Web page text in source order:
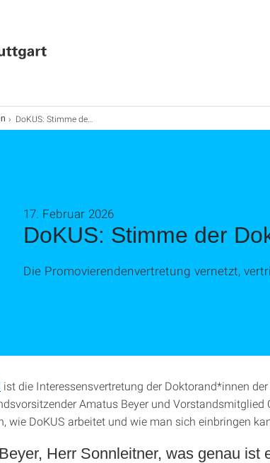
DoKUS: Stimme der Doktorand*innen
DoKUS: Stimme der
17. Februar 2026
Die Promovierendenvertretung vernetzt,
ist die Interessensvertretung der Doktorand*innen
Amatus Beyer und Vorstandsmitglied
wie DoKUS arbeitet und wie man sich einbringen
Herr Sonnleitner, was genau ist